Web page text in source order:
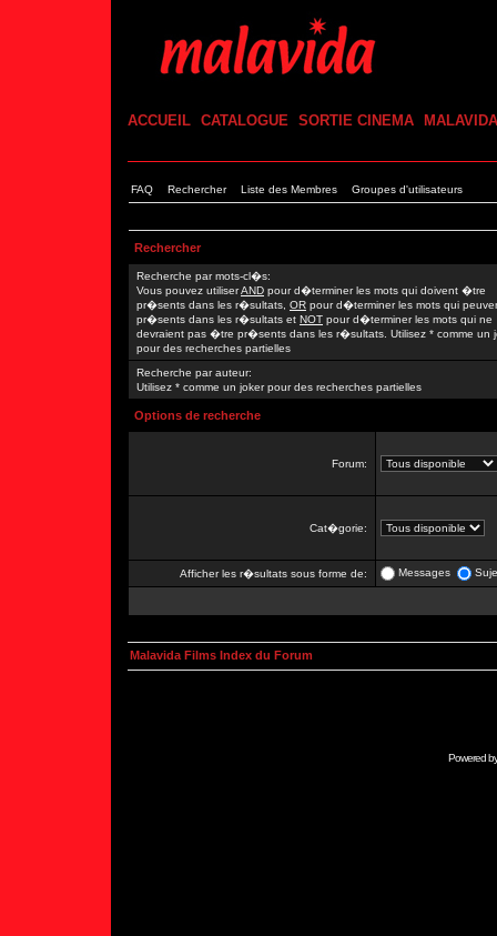
ACCUEIL CATALOGUE SORTIE CINEMA MALAVIDA
FAQ Rechercher Liste des Membres Groupes d'utilisateurs
Rechercher
Recherche par mots-cl�s:
Vous pouvez utiliserAND pour d�terminer les mots qui doivent �tre
pr�sents dans les r�sultats, OR pour d�terminer les mots qui
pr�sents dans les r�sultats et NOT pour d�terminer les mots qui ne
devraient pas �tre pr�sents dans les r�sultats. Utilisez * comme un
pour des recherches partielles
Recherche par auteur:
Utilisez * comme un joker pour des recherches partielles
Options de recherche
Forum:
Cat�gorie:
Afficher les r�sultats sous forme de: Messages
Malavida Films Index du Forum
Powered